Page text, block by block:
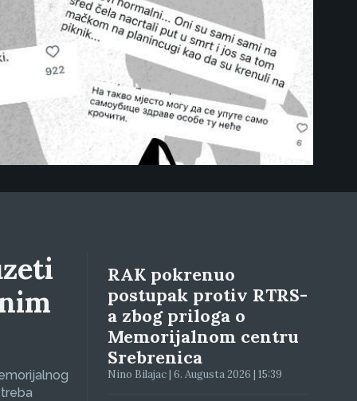
RAK pokrenuo
postupak protiv RTRS-
a zbog priloga o
Memorijalnom centru
Srebrenica
Nino Bilajac | 6. Augusta 2026 | 15:39